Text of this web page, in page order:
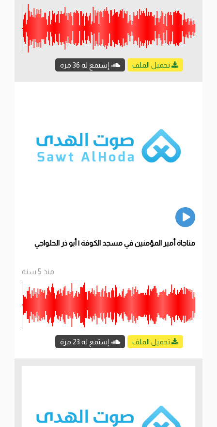
تحميل الملف إستمع له 36 مرة
مناجاة أمير المؤمنين في مسجد الكوفة | أبو ذر الحلواجي
منذ 5 سنة
تحميل الملف إستمع له 23 مرة